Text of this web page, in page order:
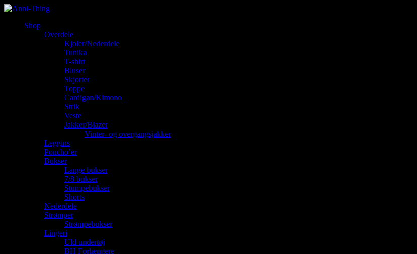
Shop
Overdele
Kjoler/Nederdele
Tunika
T-shirt
Bluser
Skjorter
Toppe
Cardigan/Kimono
Strik
Veste
Jakker/Blazer
Vinter- og overgangsjakker
Leggins
Poncho’er
Bukser
Lange bukser
7/8 bukser
Stumpebukser
Shorts
Nederdele
Strømper
Strømpebukser
Lingeri
Uld undertøj
BH Forlængere